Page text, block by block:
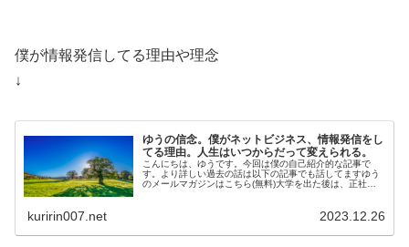
僕が情報発信してる理由や理念
↓
ゆうの信念。僕がネットビジネス、情報発信をし
てる理由。人生はいつからだって変えられる。
こんにちは、ゆうです。今回は僕の自己紹介的な記事で
す。より詳しい過去の話は以下の記事でも話してますゆう
のメールマガジンはこちら(無料)大学を出た後は、正社員
kuririn007.net 2023.12.26